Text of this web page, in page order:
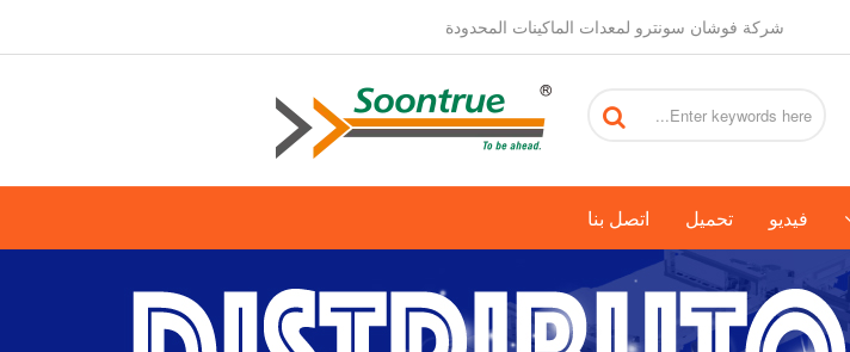
شركة فوشان سونترو لمعدات الماكينات المحدودة
فيديو تحميل اتصل بنا